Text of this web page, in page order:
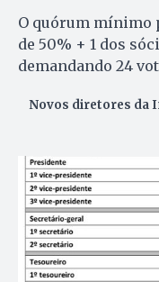
O quórum mínimo
de 50% + 1 dos
demandando 24
Novos diretores da